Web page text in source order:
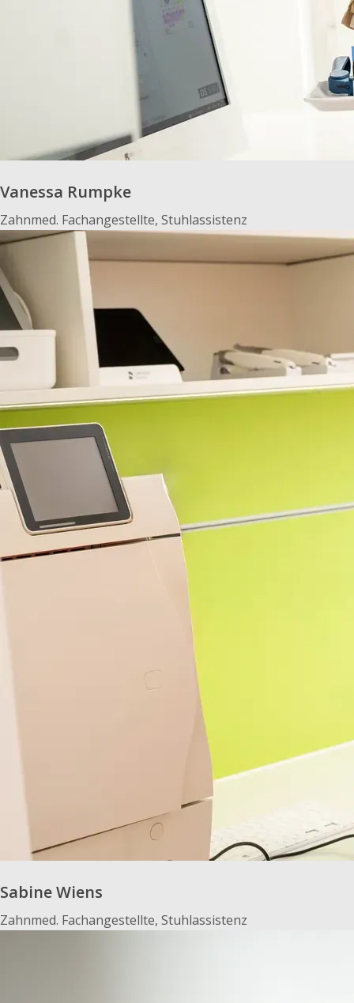
Vanessa Rumpke
Zahnmed. Fachangestellte, Stuhlassistenz
Sabine Wiens
Zahnmed. Fachangestellte, Stuhlassistenz